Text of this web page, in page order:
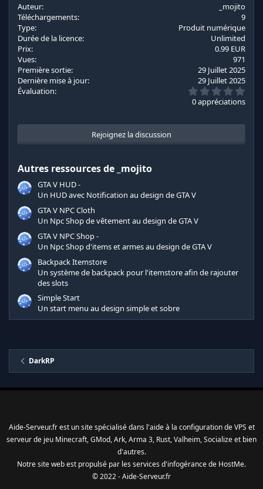
Auteur
_mojito
Téléchargements
9
Type
Produit numérique
Durée de la licence
Unlimited
Prix
0.99 EUR
Vues
971
Première sortie
29 Juillet 2025
Dernière mise à jour
29 Juillet 2025
Évaluation
.
0
0 appréciations
Rejoignez la discussion
Autres ressources de _mojito
GTA V HUD -
Un HUD avec Notification au design de GTA V
GTA V NPC Cloth
Un Npc Shop de vêtement au design de GTA V
GTA V NPC Shop -
Un Npc Shop d'items et armes au design de GTA V
Backpack Itemstore
Un système de backpack pour l'itemstore afin de rajouter
des slots
Simple Start
Un start menu au design simple et sobre
DarkRP
Aide-Serveur.fr est un site spécialisé dans l'aide à la configuration de VPS et
serveur de jeu Minecraft, GMod, Ark, Arma 3, Rust, Valheim, Socialize et bien
d'autres.
Notre site web est propulsé par les services d'infogérancede HostMe.
© 2022 - Aide-Serveur.fr